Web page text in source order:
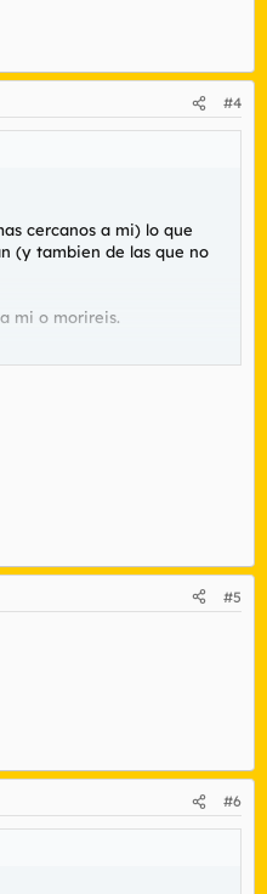
#4
cercanos a mi) lo que
(y tambien de las que no
mi o morireis.
#5
#6